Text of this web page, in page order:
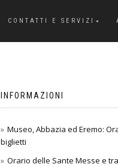
CONTATTI E SERVIZI
INFORMAZIONI
Museo, Abbazia ed Eremo:
biglietti
Orario delle Sante Messe e